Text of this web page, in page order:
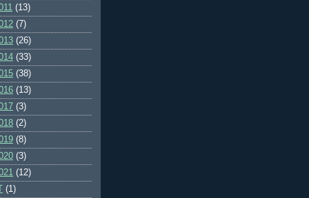
(13)
(7)
(26)
(33)
(38)
(13)
(3)
(2)
(8)
(3)
(12)
(1)